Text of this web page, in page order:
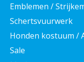
Emblemen /
Schertsvuurwerk
Honden kostuum /
Sale